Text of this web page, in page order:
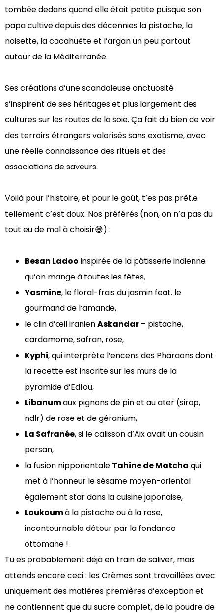
tombée dedans quand elle était petite puisque son
papa cultive depuis des décennies la pistache, la
noisette, la cacahuète et l’argan un peu partout
autour de la Méditerranée.
Ses créations d’une scandaleuse onctuosité
s’inspirent de ses héritages et plus largement des
cultures sur les routes de la soie. Ça fait du bien de voir
des terroirs étrangers valorisés sans exotisme, avec
une réelle connaissance des rituels et des
associations de saveurs.
Voilà pour l’histoire, et pour le goût, t’es pas prêt.e
tellement c’est doux. Nos préférés (non, on n’a pas du
tout eu de mal à choisir😅) :
Besan Ladoo inspirée de la pâtisserie indienne
qu’on mange à toutes les fêtes,
Yasmine, le floral-frais du jasmin feat. le
gourmand de l’amande,
le clin d’œil iranienAskandar – pistache,
cardamome, safran, rose,
Kyphi, qui interprète l’encens des Pharaons dont
la recette est inscrite sur les murs de la
pyramide d’Edfou,
Libanumaux pignons de pin et au ater (sirop,
ndlr) de rose et de géranium,
La Safranée, si le calisson d’Aix avait un cousin
persan,
la fusion nipporientale Tahine de Matcha qui
met à l’honneur le sésame moyen-oriental
également star dans la cuisine japonaise,
Loukoumà la pistache ou à la rose,
incontournable détour par la fondance
ottomane !
Tu es probablement déjà en train de saliver, mais
attends encore ceci : les Crèmes sont travaillées avec
uniquement des matières premières d’exception et
ne contiennent que du sucre complet, de la poudre de